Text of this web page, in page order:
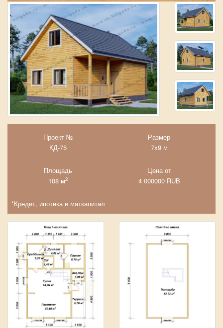
Проект №
КД-75
Размер
7х9 м
Площадь
108 м2
Цена от
4 000000 RUB
*Кредит, ипотека и маткапитал